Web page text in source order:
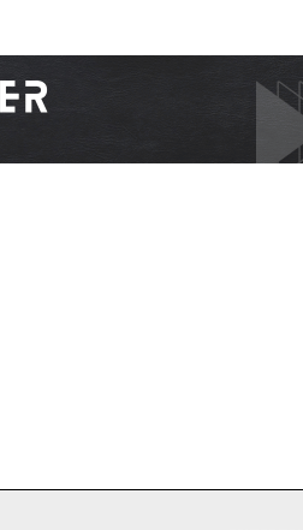
I've read and accept the Privacy